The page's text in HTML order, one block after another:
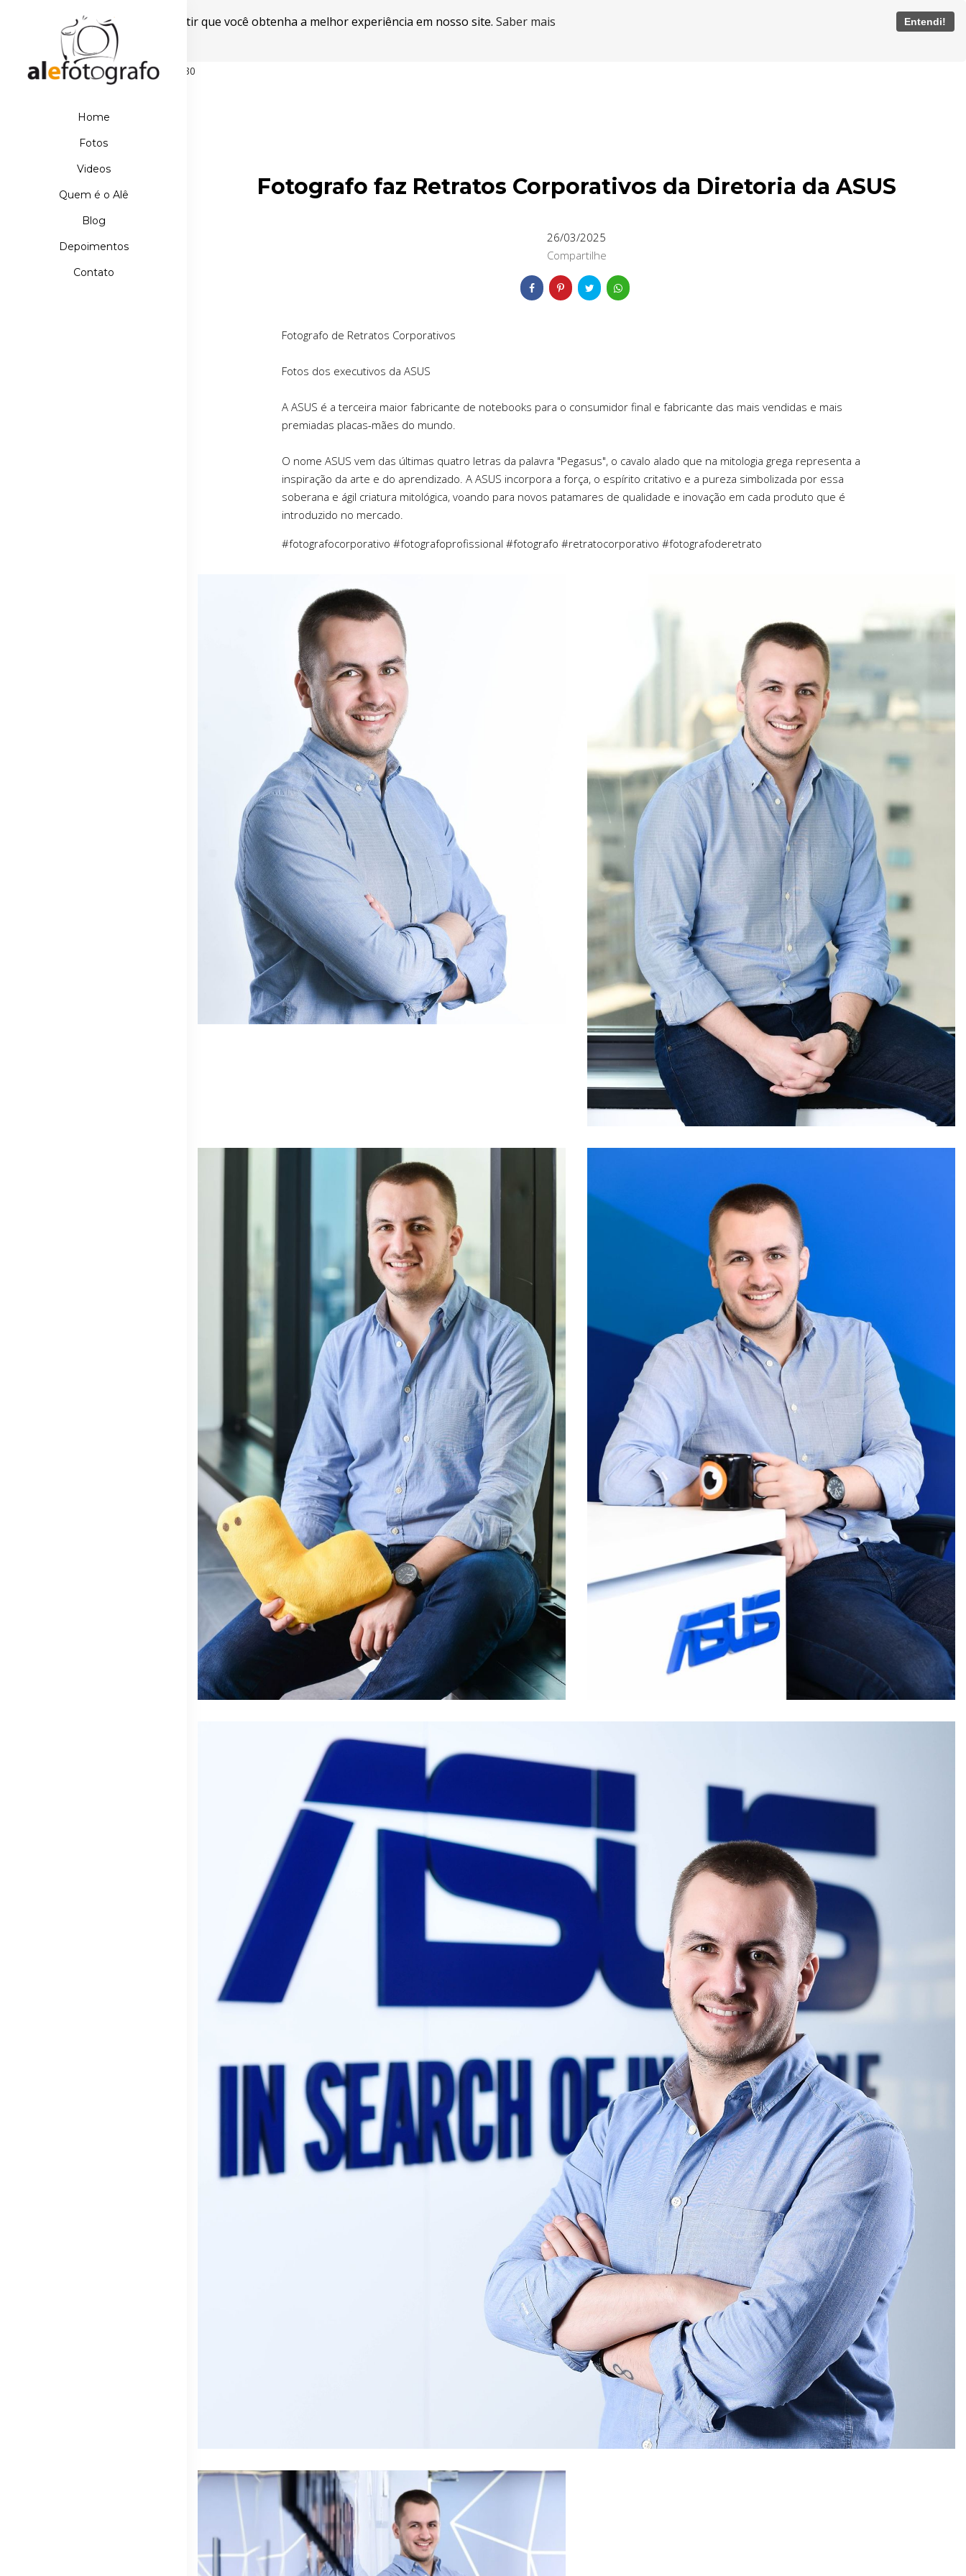
Este site usa cookies para garantir que você obtenha a melhor experiência em nosso site. Saber mais Entendi!
Powered by WebsitePolicies
498D39E21DB110067AA42A42EBDE5630
Home
Fotos
Videos
Quem é o Alê
Blog
Depoimentos
Contato
Fotografo faz Retratos Corporativos da Diretoria da ASUS
26/03/2025
Compartilhe
Fotografo de Retratos Corporativos
Fotos dos executivos da ASUS
A ASUS é a terceira maior fabricante de notebooks para o consumidor final e fabricante das mais vendidas e mais
premiadas placas-mães do mundo.
O nome ASUS vem das últimas quatro letras da palavra "Pegasus", o cavalo alado que na mitologia grega representa a
inspiração da arte e do aprendizado. A ASUS incorpora a força, o espírito critativo e a pureza simbolizada por essa
soberana e ágil criatura mitológica, voando para novos patamares de qualidade e inovação em cada produto que é
introduzido no mercado.
#fotografocorporativo #fotografoprofissional #fotografo #retratocorporativo #fotografoderetrato